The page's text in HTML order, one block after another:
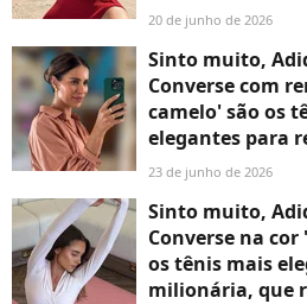
20 de junho de 2026
Sinto muito,
Converse com
camelo' são os
elegantes para
23 de junho de 2026
Sinto muito,
Converse na
os tênis mais
milionária, que